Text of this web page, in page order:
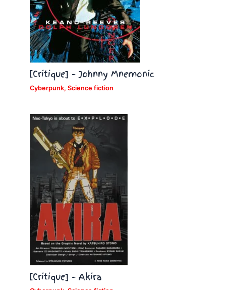
[Critique] – Johnny Mnemonic
Cyberpunk, Science fiction
[Critique] – Akira